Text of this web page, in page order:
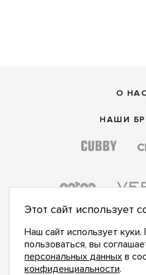
О
НАШИ
ПОДПИСАТЬСЯ
Этот сайт использует
Наш сайт использует
пользоваться, вы
персональных данных в
конфиденциальности.